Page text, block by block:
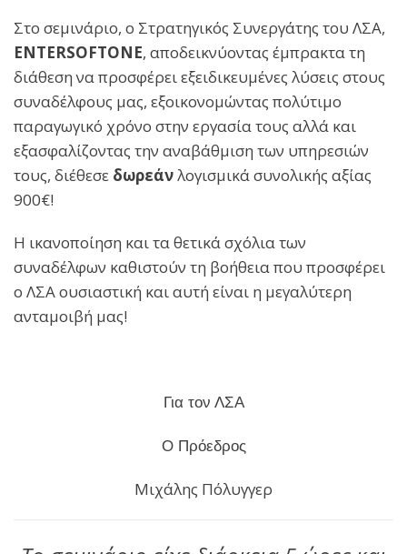
Στο σεμινάριο, ο Στρατηγικός Συνεργάτης του ΛΣΑ,
ENTERSOFTONE, αποδεικνύοντας έμπρακτα τη
διάθεση να προσφέρει εξειδικευμένες λύσεις στους
συναδέλφους μας, εξοικονομώντας πολύτιμο
παραγωγικό χρόνο στην εργασία τους αλλά και
εξασφαλίζοντας την αναβάθμιση των υπηρεσιών
τους, διέθεσε δωρεάνλογισμικά συνολικής αξίας
900€!
Η ικανοποίηση και τα θετικά σχόλια των
συναδέλφων καθιστούν τη βοήθεια που προσφέρει
ο ΛΣΑ ουσιαστική και αυτή είναι η μεγαλύτερη
ανταμοιβή μας!
Για τον ΛΣΑ
Ο Πρόεδρος
Μιχάλης Πόλυγγερ